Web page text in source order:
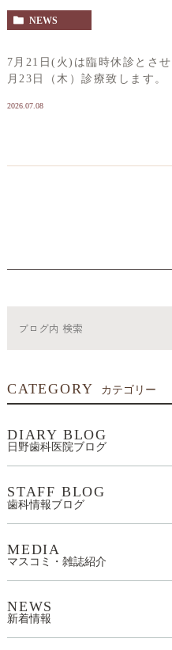
NEWS
7月21日(火)は臨時休診とさ
月23日（木）診療致します。
2026.07.08
CATEGORY カテゴリー
DIARY BLOG
日野歯科医院ブログ
STAFF BLOG
歯科情報ブログ
MEDIA
マスコミ・雑誌紹介
NEWS
新着情報